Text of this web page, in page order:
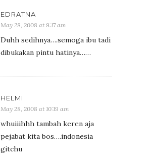
EDRATNA
May 28, 2008 at 9:17 am
Duhh sedihnya….semoga ibu tadi
dibukakan pintu hatinya……
HELMI
May 28, 2008 at 10:19 am
whuiiihhh tambah keren aja
pejabat kita bos….indonesia
gitchu